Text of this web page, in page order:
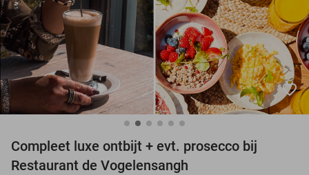
favorite_border
Compleet luxe ontbijt + evt. prosecco bij
Restaurant de Vogelensangh